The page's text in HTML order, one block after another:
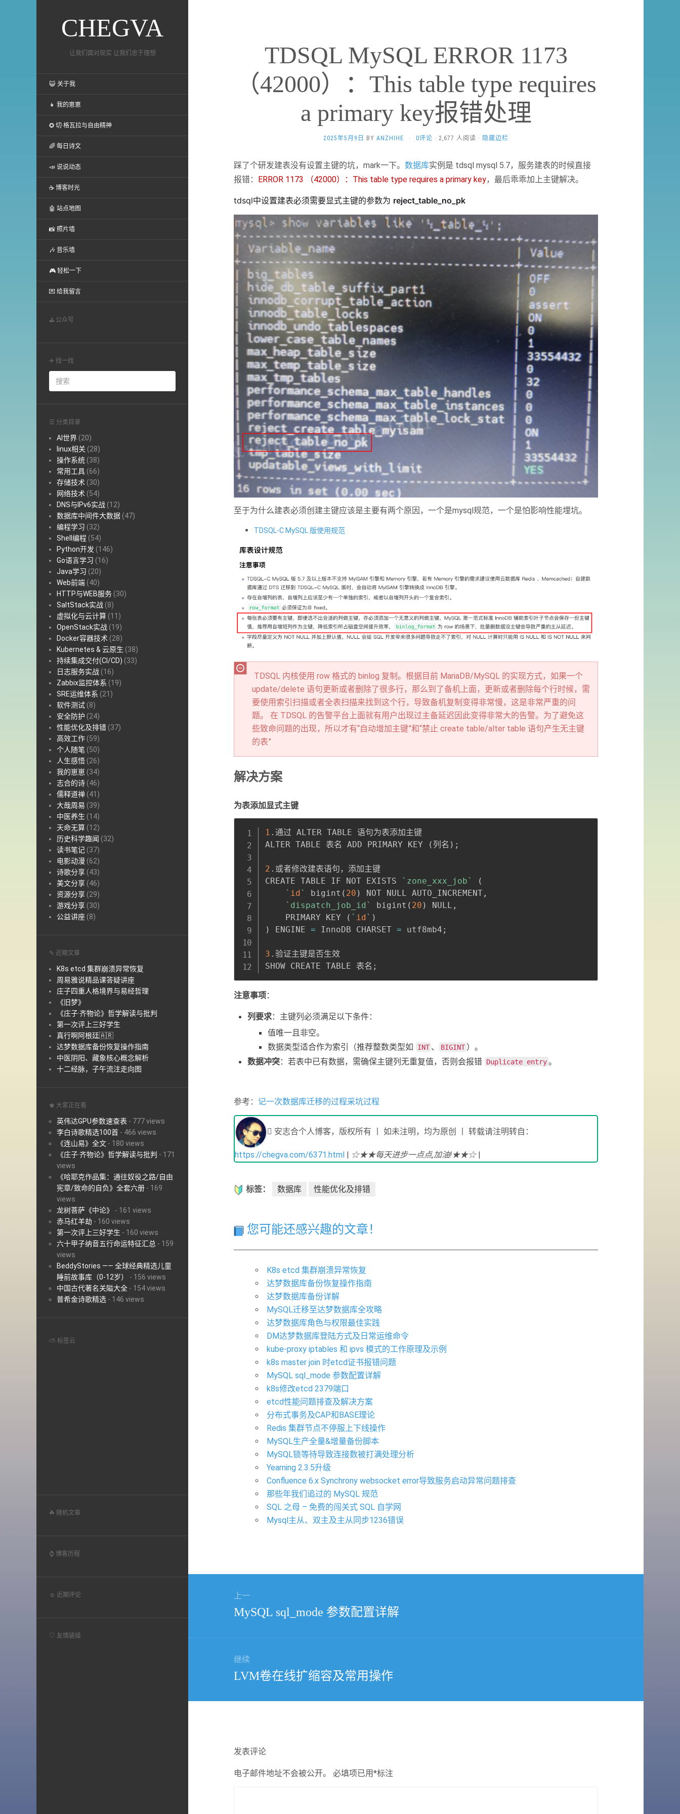
CHEGVA
让我们面对现实 让我们忠于理想
😺 关于我
👧 我的崽崽
✪ 切·格瓦拉与自由精神
🌈 每日诗文
📣 说说动态
☕ 博客时光
🤖 站点地图
📸 照片墙
🎶 音乐墙
🎮 轻松一下
💌 给我留言
⛳ 公众号
✈ 找一找
☰ 分类目录
AI世界 (20)
linux相关 (28)
操作系统 (38)
常用工具 (66)
存储技术 (30)
网络技术 (54)
DNS与IPv6实战 (12)
数据库中间件大数据 (47)
编程学习 (32)
Shell编程 (54)
Python开发 (146)
Go语言学习 (16)
Java学习 (20)
Web前端 (40)
HTTP与WEB服务 (30)
SaltStack实战 (8)
虚拟化与云计算 (11)
OpenStack实战 (19)
Docker容器技术 (28)
Kubernetes & 云原生 (38)
持续集成交付(CI/CD) (33)
日志服务实战 (16)
Zabbix监控体系 (19)
SRE运维体系 (21)
软件测试 (8)
安全防护 (24)
性能优化及排错 (37)
高效工作 (59)
个人随笔 (50)
人生感悟 (26)
我的崽崽 (34)
志合的诗 (46)
儒释道禅 (41)
大哉周易 (39)
中医养生 (14)
天命无算 (12)
历史科学趣闻 (32)
读书笔记 (37)
电影动漫 (62)
诗歌分享 (43)
美文分享 (46)
资源分享 (29)
游戏分享 (30)
公益讲座 (8)
✎ 近期文章
K8s etcd 集群崩溃异常恢复
周易雅说精品课答疑讲座
庄子四重人格境界与易经哲理
《旧梦》
《庄子·齐物论》哲学解读与批判
第一次评上三好学生
真行啊阿根廷🇦🇷
达梦数据库备份恢复操作指南
中医阴阳、藏象核心概念解析
十二经脉，子午流注走向图
♚ 大家正在看
英伟达GPU参数速查表 - 777 views
李白诗歌精选100首 - 466 views
《连山易》全文 - 180 views
《庄子·齐物论》哲学解读与批判 - 171
views
《哈耶克作品集：通往奴役之路/自由
宪章/致命的自负》全套六册 - 169
views
龙树菩萨《中论》
- 161 views
赤马红羊劫 - 160 views
第一次评上三好学生 - 160 views
六十甲子纳音五行命运特征汇总 - 159
views
BeddyStories —— 全球经典精选儿童
睡前故事库（0-12岁）
- 156 views
中国古代著名关隘大全 - 154 views
普希金诗歌精选 - 146 views
⛅ 标签云
☘ 随机文章
⌚ 博客历程
☺ 近期评论
♡ 友情链接
TDSQL MySQL ERROR 1173
（42000）：This table type requires
a primary key报错处理
2025年5月9日 BY ANZHIHE · 0评论 · 2,677 人阅读 · 隐藏边栏
踩了个研发建表没有设置主键的坑，mark一下。 数据库实例是 tdsql mysql 5.7，服务建表的时候直接
报错： ERROR 1173 （42000）：This table type requires a primary key，最后乖乖加上主键解决。
tdsql中设置建表必须需要显式主键的参数为 reject_table_no_pk
至于为什么建表必须创建主键应该是主要有两个原因，一个是mysql规范，一个是怕影响性能埋坑。
TDSQL-C MySQL 版使用规范
TDSQL 内核使用 row 格式的 binlog 复制。根据目前 MariaDB/MySQL 的实现方式，如果一个
update/delete 语句更新或者删除了很多行，那么到了备机上面，更新或者删除每个行时候，需
要使用索引扫描或者全表扫描来找到这个行，导致备机复制变得非常慢，这是非常严重的问
题。 在 TDSQL 的告警平台上面就有用户出现过主备延迟因此变得非常大的告警。为了避免这
些致命问题的出现，所以才有“自动增加主键”和“禁止 create table/alter table 语句产生无主键
的表”
解决方案
为表添加显式主键
1 .通过 ALTER TABLE 语句为表添加主键
ALTER TABLE 表名 ADD PRIMARY KEY
( 列名 ) ;
2 .或者修改建表语句，添加主键
CREATE TABLE IF NOT EXISTS
` zone_xxx_job `
(
` id ` bigint ( 20 )
NOT NULL AUTO_INCREMENT,
` dispatch_job_id ` bigint ( 20 )
NULL,
    PRIMARY KEY
( ` id ` )
)
ENGINE = InnoDB CHARSET = utf8mb4 ;
3 .验证主键是否生效
SHOW CREATE TABLE 表名 ;
注意事项：
列要求：主键列必须满足以下条件：
值唯一且非空。
数据类型适合作为索引（推荐整数类型如
INT 、 BIGINT ）。
数据冲突：若表中已有数据，需确保主键列无重复值，否则会报错 Duplicate entry 。
参考： 记一次数据库迁移的过程采坑过程
安志合个人博客，版权所有 丨 如未注明，均为原创 丨 转载请注明转自：
https://chegva.com/6371.html ☆★★每天进步一点点,加油!★★☆|
标签： 数据库 性能优化及排错
您可能还感兴趣的文章！
K8s etcd 集群崩溃异常恢复
达梦数据库备份恢复操作指南
达梦数据库备份详解
MySQL迁移至达梦数据库全攻略
达梦数据库角色与权限最佳实践
DM达梦数据库登陆方式及日常运维命令
kube-proxy iptables 和 ipvs 模式的工作原理及示例
k8s master join 时etcd证书报错问题
MySQL sql_mode 参数配置详解
k8s修改etcd 2379端口
etcd性能问题排查及解决方案
分布式事务及CAP和BASE理论
Redis 集群节点不停服上下线操作
MySQL生产全量&增量备份脚本
MySQL锁等待导致连接数被打满处理分析
Yearning 2.3.5升级
Confluence 6.x Synchrony websocket error导致服务启动异常问题排查
那些年我们追过的 MySQL 规范
SQL 之母 – 免费的闯关式 SQL 自学网
Mysql主从、双主及主从同步1236错误
上一
上
MySQL sql_mode 参数配置详解
继续
下
LVM卷在线扩缩容及常用操作
发表评论
电子邮件地址不会被公开。 必填项已用*标注